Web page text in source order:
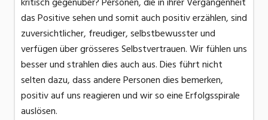
das Positive sehen und somit auch positiv erzählen, sind
zuversichtlicher, freudiger, selbstbewusster und
verfügen über grösseres Selbstvertrauen. Wir fühlen uns
besser und strahlen dies auch aus. Dies führt nicht
selten dazu, dass andere Personen dies bemerken,
positiv auf uns reagieren und wir so eine Erfolgsspirale
auslösen.